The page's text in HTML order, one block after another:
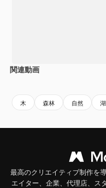
関連動画
木 森林 自然 湖
最高のクリエイティブ制作を
エイター、企業、代理店、ス